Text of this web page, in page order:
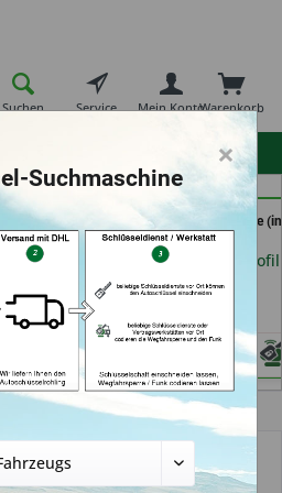
Suchen Service Warenkorb
Mein Konto
Freiburger
GmbH
(in Freiburg)
RAPID Service (in
Fellbach)
Händlerprofil
und Zubehör
×
Suchmaschine